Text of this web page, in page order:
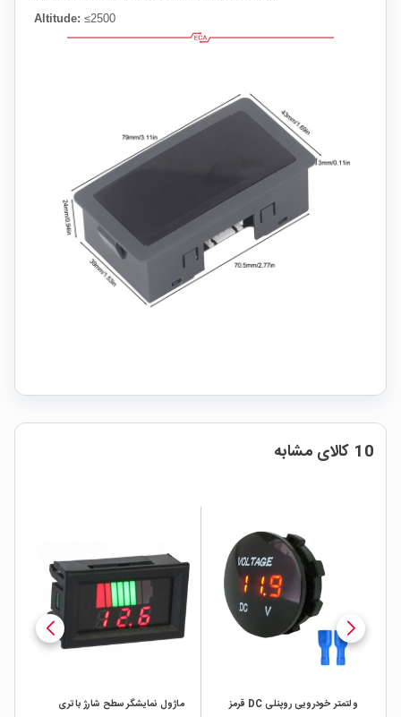
Altitude: ≤2500
10 کالای مشابه
ولتمتر خودرویی روپنلی DC قرمز ماژول نمایشگر سطح شارژ باترى